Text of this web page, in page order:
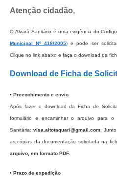
Atenção cidadão,
O Alvará Sanitário é uma exigência do
Municipal Nº 418/2005) e pode ser
Clique no link abaixo e faça o download da
Download de Ficha de
• Preenchimento e envio
Após fazer o download da Ficha de
formulário e encaminhar o arquivo para o
Sanitária: visa.altotaquari@gmail.com .
as cópias da documentação solicitada na
arquivo, em formato PDF.
• Prazo de expedição